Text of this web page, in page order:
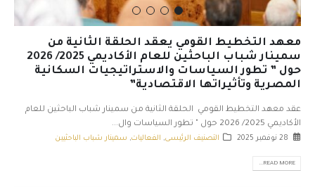
معهد التخطيط القومي يعقد الحلقة الثانية من
سمينار شباب الباحثين للعام الأكاديمي 2025/ 2026
حول ” تطور السياسات والاستراتيجيات السكانية
المصرية وتأثيراتها الاقتصادية”
عقد معهد التخطيط القومي الحلقة الثانية من سمينار شباب الباحثين للعام
الأكاديمي 2025/ 2026 حول " تطور السياسات وال...
28 نوفمبر 2025 التصنيف الرئيسى, الفعاليات, سمينار شباب الباحثيين
READ MORE...